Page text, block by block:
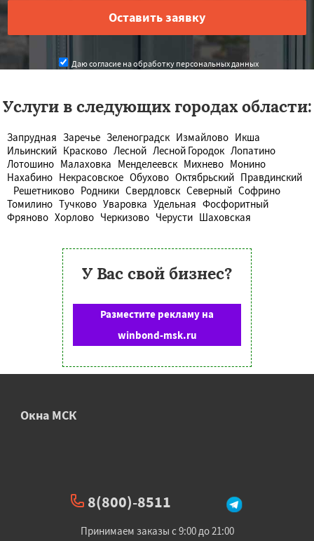
Даю согласие на обработку персональных данных
Услуги в следующих городах области:
Запрудная Заречье Зеленоградск Измайлово Икша
Ильинский Красково Лесной Лесной Городок Лопатино
Лотошино Малаховка Менделеевск Михнево Монино
Нахабино Некрасовское Обухово Октябрьский Правдинский
Решетниково Родники Свердловск Северный Софрино
Томилино Тучково Уваровка Удельная Фосфоритный
Фряново Хорлово Черкизово Черусти Шаховская
У Вас свой бизнес?
Разместите рекламу на
winbond-msk.ru
Окна МСК
8(800)-8511
Принимаем заказы с 9:00 до 21:00